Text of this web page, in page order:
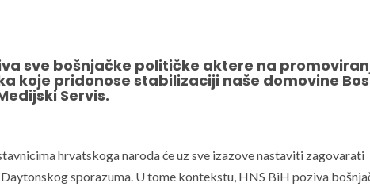
sve bošnjačke političke aktere na
koje pridonose stabilizaciji naše domovine
Servis.
hrvatskoga naroda će uz sve izazove nastaviti zagovarati
sporazuma. U tome kontekstu, HNS BiH poziva